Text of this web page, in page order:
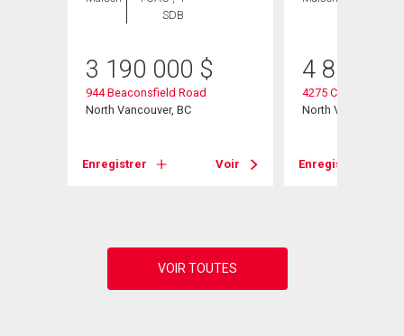
SDB
3 190 000 $
944 Beaconsfield Road
North Vancouver, BC
Enregistrer Voir
4 850
4275 Chelsea
North Vancouver,
Enregistrer